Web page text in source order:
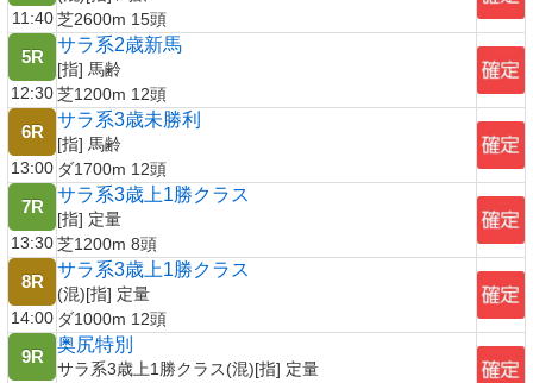
11:40 芝2600m 15頭
5R
12:30
サラ系2歳新馬
[指] 馬齢
芝1200m 12頭
6R
13:00
サラ系3歳未勝利
[指] 馬齢
ダ1700m 12頭
7R
13:30
サラ系3歳上1勝クラス
[指] 定量
芝1200m 8頭
8R
14:00
サラ系3歳上1勝クラス
(混)[指] 定量
ダ1000m 12頭
9R
奥尻特別
サラ系3歳上1勝クラス(混)[指] 定量